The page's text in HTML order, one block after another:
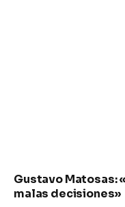
Gustavo Matosas:
malas decisiones»